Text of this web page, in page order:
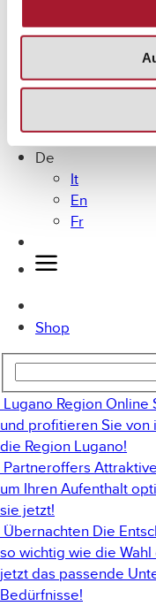
Lugano mit
Angebote
De
It
En
Fr
Shop
Lugano Region Online
und profitieren Sie von
die Region Lugano!
Partneroffers
um Ihren Aufenthalt
sie jetzt!
Übernachten Die
so wichtig wie die
jetzt das passende
Bedürfnisse!